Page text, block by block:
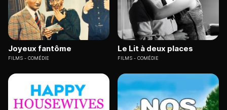
Joyeux fantôme
FILMS COMÉDIE
Le Lit à deux places
FILMS COMÉDIE